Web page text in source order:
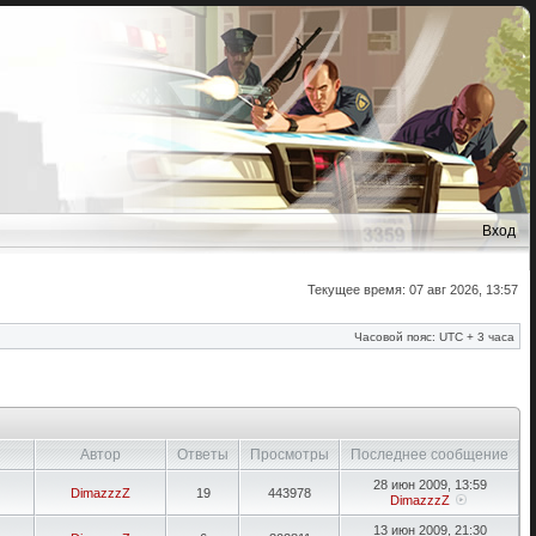
Вход
Текущее время: 07 авг 2026, 13:57
Часовой пояс: UTC + 3 часа
Автор Ответы Просмотры Последнее сообщение
DimazzzZ 19 443978
28 июн 2009, 13:59
DimazzzZ
13 июн 2009, 21:30